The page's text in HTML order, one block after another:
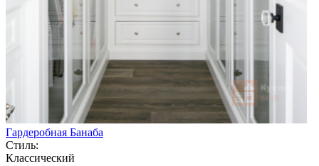
Гардеробная Банаба
Стиль:
Классический